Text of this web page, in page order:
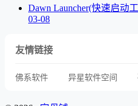
Dawn Launcher(快速启动
03-08
友情链接
佛系软件 异星软件空间